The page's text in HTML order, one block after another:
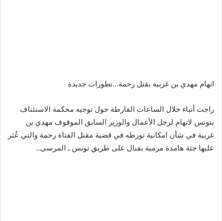
اتهام مهدي بن غربية بقتل رحمة…تطورات جديدة
راجت أنباء خلال الساعات الفارطة حول توجيه محكمة الاستئناف
بتونس لاتهام لرجل الأعمال والوزير السابق الموقوف مهدي بن
غربية في شأن امكانية تورطه في قضية مقتل الفتاة رحمة والتي عُثر
عليها جثة هامدة مرمية بقنال على طريق تونس ـ المرسى..